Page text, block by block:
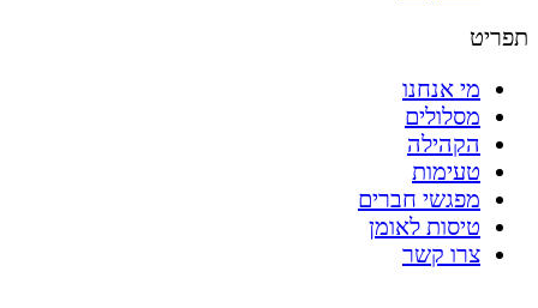
תפריט
מי אנחנו
מסלולים
הקהילה
טעימות
מפגשי חברים
טיסות לאומן
צרו קשר